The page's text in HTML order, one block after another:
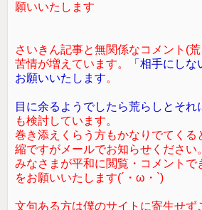
願いいたします
さいきん記事と無関係なコメント(荒
苦情が増えています。
「相手にしな
お願いいたします。
目に余るようでしたら荒らしとそ
も検討しています。
巻き添えくらう方もかなりでてくる
縮ですがメールでお知らせください。
みなさまが平和に閲覧・コメントで
をお願いいたします(´・ω・`)
文句ある方は僕のサイトに寄生せず